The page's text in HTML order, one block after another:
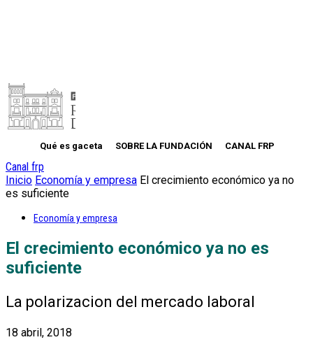
Qué es gaceta SOBRE LA FUNDACIÓN CANAL FRP
Canal frp
Inicio Economía y empresa El crecimiento económico ya no
es suficiente
Economía y empresa
El crecimiento económico ya no es
suficiente
La polarizacion del mercado laboral
18 abril, 2018